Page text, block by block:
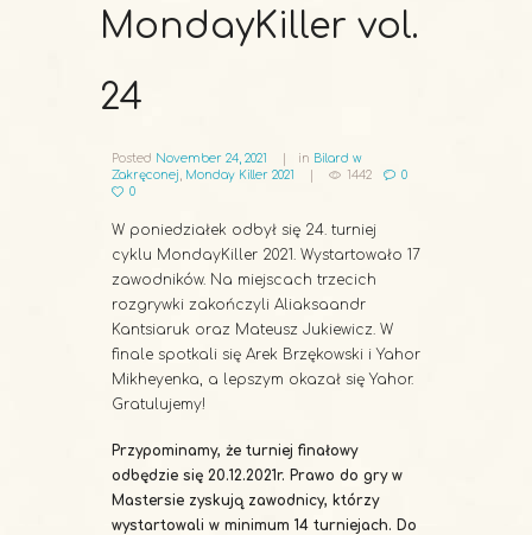
MondayKiller vol.
24
Posted November 24, 2021 in Bilard w
Zakręconej
Monday Killer 2021 1442
0
0
W poniedziałek odbył się 24. turniej
cyklu MondayKiller 2021. Wystartowało 17
zawodników. Na miejscach trzecich
rozgrywki zakończyli Aliaksaandr
Kantsiaruk oraz Mateusz Jukiewicz. W
finale spotkali się Arek Brzękowski i Yahor
Mikheyenka, a lepszym okazał się Yahor.
Gratulujemy!
Przypominamy, że turniej finałowy
odbędzie się 20.12.2021r. Prawo do gry w
Mastersie zyskują zawodnicy, którzy
wystartowali w minimum 14 turniejach. Do